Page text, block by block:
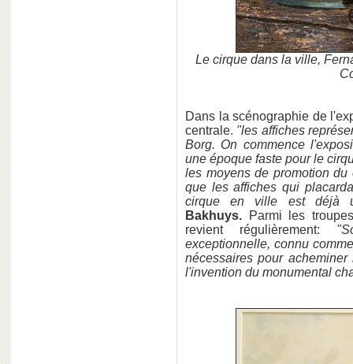
Le cirque dans la ville,
Dans la scénographie de
centrale. "les affiches
Borg. On commence
une époque faste pour le
les moyens de promotion
que les affiches qui
cirque en ville est déjà
Bakhuys. Parmi les
revient régulièrement:
exceptionnelle, connu
nécessaires pour
l'invention du monumental